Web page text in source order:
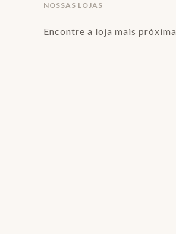
NOSSAS LOJAS
Encontre a loja mais próxima